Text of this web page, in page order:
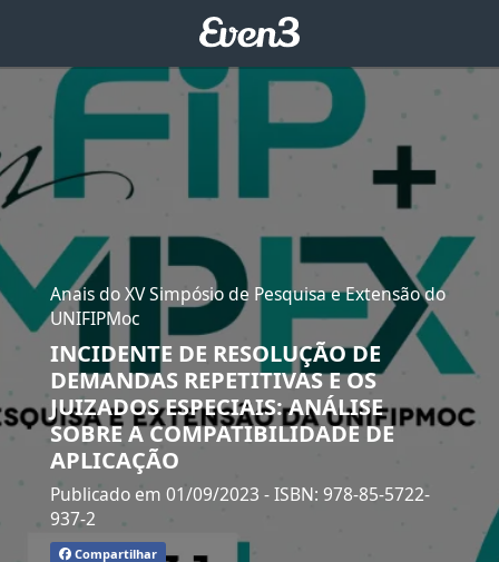
Anais do XV Simpósio de Pesquisa e Extensão do
UNIFIPMoc
INCIDENTE DE RESOLUÇÃO DE
DEMANDAS REPETITIVAS E OS
JUIZADOS ESPECIAIS: ANÁLISE
SOBRE A COMPATIBILIDADE DE
APLICAÇÃO
Publicado em 01/09/2023 - ISBN: 978-85-5722-
937-2
Compartilhar